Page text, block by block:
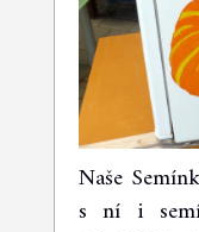
Naše
s ní i